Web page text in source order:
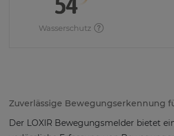
Wasserschutz
Zuverlässige Bewegungserkennung
Der LOXIR Bewegungsmelder bietet